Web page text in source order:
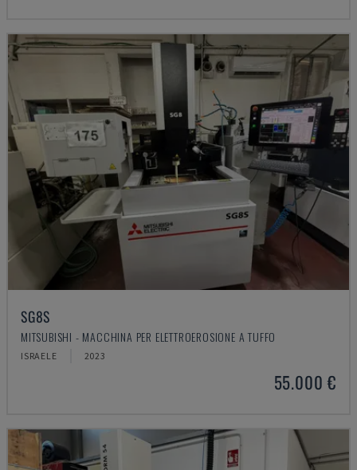
SG8S
MITSUBISHI - MACCHINA PER ELETTROEROSIONE A TUFFO
ISRAELE 2023
55.000 €